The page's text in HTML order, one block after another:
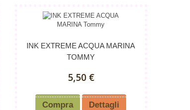
INK EXTREME ACQUA MARINA
TOMMY
5,50 €
Compra Dettagli